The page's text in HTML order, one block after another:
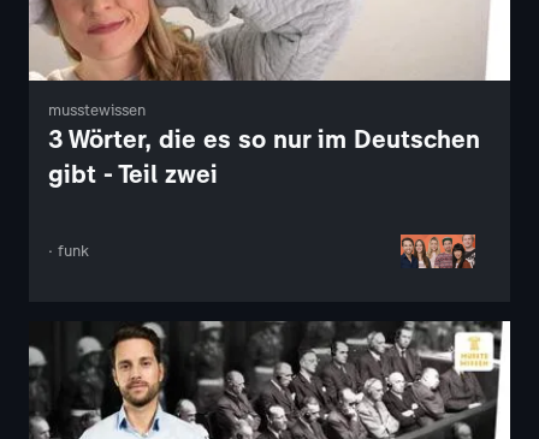
musstewissen
3 Wörter, die es so nur im Deutschen
gibt - Teil zwei
· funk